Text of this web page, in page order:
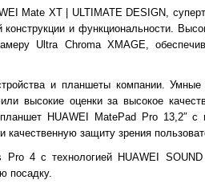
Mate XT | ULTIMATE DESIGN,
конструкции и функциональности.
Ultra Chroma XMAGE,
и планшеты компании.
высокие оценки за высокое
HUAWEI MatePad Pro 13,2″
качественную защиту зрения
Pro 4 с технологией HUAWEI
посадку.